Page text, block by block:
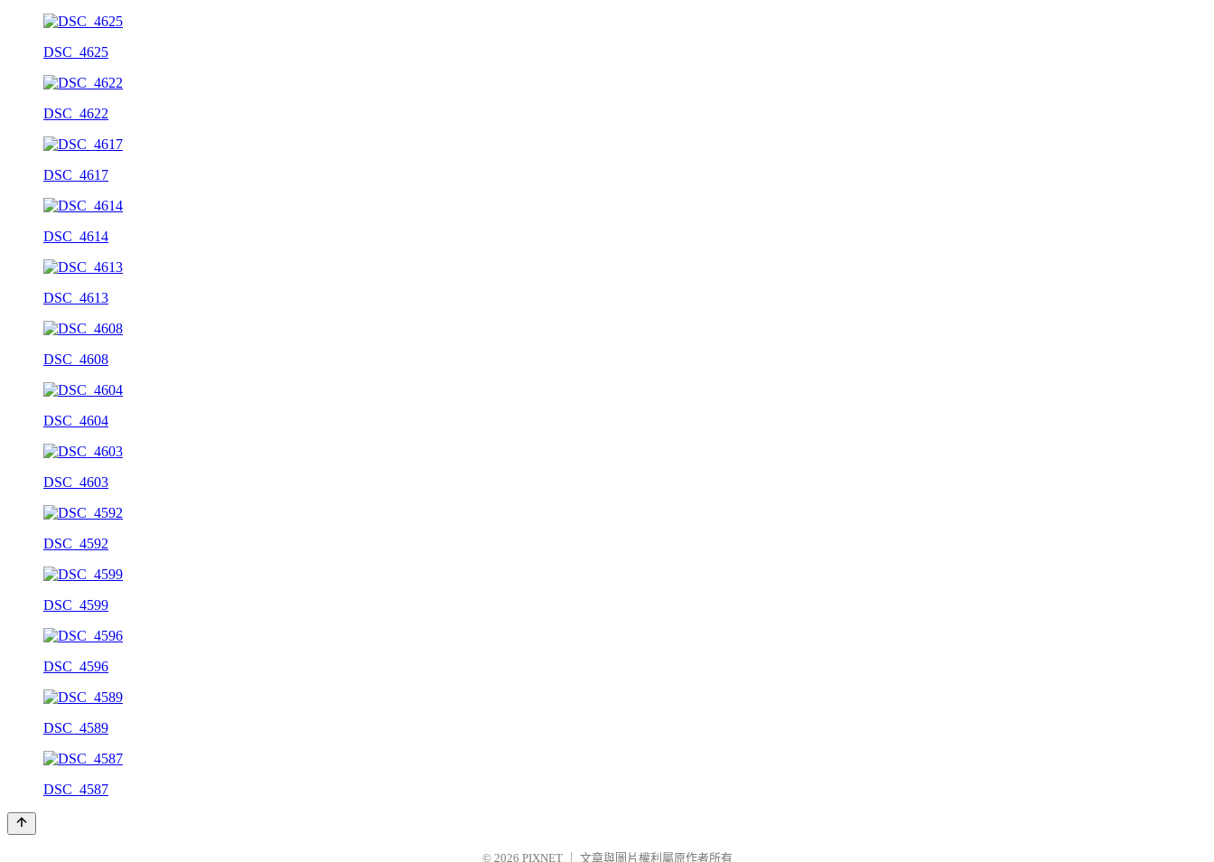
DSC_4625
DSC_4622
DSC_4617
DSC_4614
DSC_4613
DSC_4608
DSC_4604
DSC_4603
DSC_4592
DSC_4599
DSC_4596
DSC_4589
DSC_4587
© 2026 PIXNET 文章與圖片權利屬原作者所有